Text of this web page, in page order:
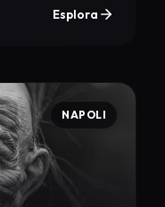
Esplora
NAPOLI